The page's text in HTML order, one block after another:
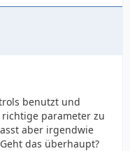
benutzt und
parameter zu
aber irgendwie
das überhaupt?